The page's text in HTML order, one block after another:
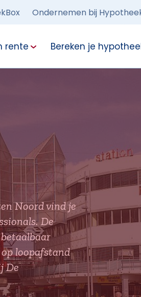
Ondernemen bij
rente Bereken je
Noord vind je
De
loopafstand
De